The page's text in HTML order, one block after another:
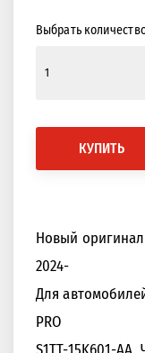
Выбрать
КУПИТЬ
Новый
2024-
Для
PRO
S1TT-15K601-AA,